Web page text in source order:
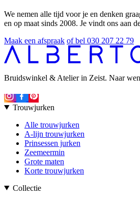
We nemen alle tijd voor je en denken
en op maat sinds 2008. Je vindt ons aan
Maak een afspraak of bel 030 207 22 79
Bruidswinkel & Atelier in Zeist. Naar
Trouwjurken
Alle trouwjurken
A-lijn trouwjurken
Prinsessen jurken
Zeemeermin
Grote maten
Korte trouwjurken
Collectie